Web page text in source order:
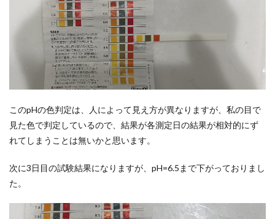
このpHの色判定は、人によって見え方が異なりますが、私の目で
見た色で判定しているので、結果が各測定日の結果が相対的にず
れてしまうことは無いかと思います。
次に3日目の試験結果になりますが、pH=6.5まで下がっておりまし
た。